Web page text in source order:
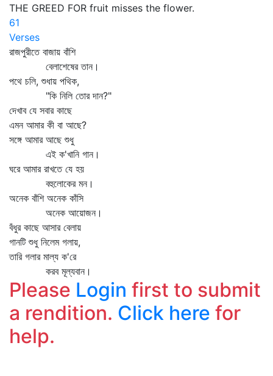
THE GREED FOR fruit misses the flower.
61
Verses
রাজপুরীতে বাজায় বাঁশি
বেলাশেষের তান।
পথে চলি, শুধায় পথিক,
"কি নিলি তোর দান?"
দেখাব যে সবার কাছে
এমন আমার কী বা আছে?
সঙ্গে আমার আছে শুধু
এই ক'খানি গান।
ঘরে আমার রাখতে যে হয়
বহুলোকের মন।
অনেক বাঁশি অনেক কাঁসি
অনেক আয়োজন।
বঁধুর কাছে আসার বেলায়
গানটি শুধু নিলেম গলায়,
তারি গলার মাল্য ক'রে
করব মূল্যবান।
Please Login first to submit
a rendition. Click here for
help.